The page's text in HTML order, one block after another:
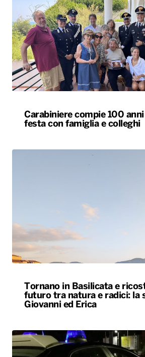
Carabiniere compie 100
festa con famiglia e colleghi
Tornano in Basilicata e
futuro tra natura e radici: la
Giovanni ed Erica